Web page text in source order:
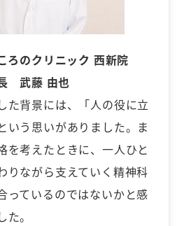
ろのクリニック 西新院
武藤 由也
た背景には、「人の役に立
いう思いがありました。ま
を考えたときに、一人ひと
りながら支えていく精神科
っているのではないかと感
。